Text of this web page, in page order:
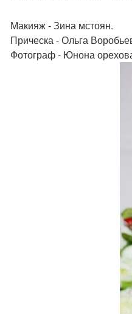
Макияж - Зина мстоян.
Прическа - Ольга
Фотограф - Юнона